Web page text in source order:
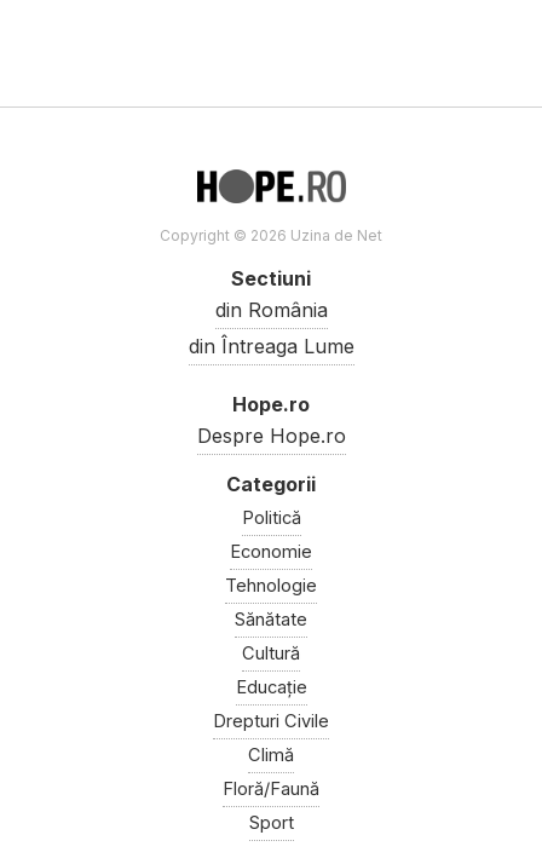
Copyright © 2026 Uzina de Net
Sectiuni
din România
din Întreaga Lume
Hope.ro
Despre Hope.ro
Politică
Economie
Tehnologie
Sănătate
Cultură
Educație
Drepturi Civile
Climă
Floră/Faună
Sport